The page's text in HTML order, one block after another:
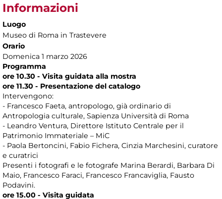
Informazioni
Luogo
Museo di Roma in Trastevere
Orario
Domenica 1 marzo 2026
Programma
ore 10.30 - Visita guidata alla mostra
ore 11.30 - Presentazione del catalogo
Intervengono:
- Francesco Faeta, antropologo, già ordinario di
Antropologia culturale, Sapienza Università di Roma
- Leandro Ventura, Direttore Istituto Centrale per il
Patrimonio Immateriale – MiC
- Paola Bertoncini, Fabio Fichera, Cinzia Marchesini, curatore
e curatrici
Presenti i fotografi e le fotografe Marina Berardi, Barbara Di
Maio, Francesco Faraci, Francesco Francaviglia, Fausto
Podavini.
ore 15.00 - Visita guidata